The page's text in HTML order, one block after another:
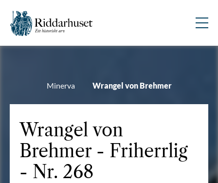
Minerva Wrangel von Brehmer
Wrangel von
Brehmer - Friherrlig
- Nr. 268